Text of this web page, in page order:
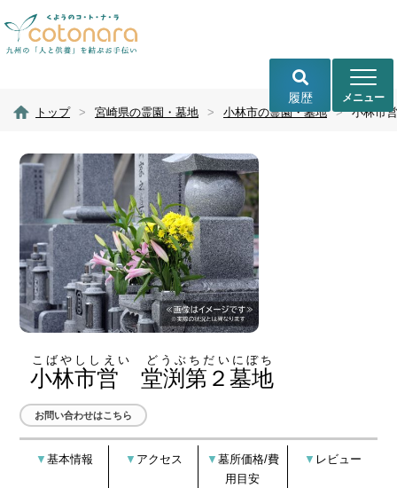
トップ > 宮崎県の霊園・墓地 > 小林市の霊園・墓地 > 小林市
小林市営 堂渕第２墓地
こばやししえい どうぶちだいにぼち
お問い合わせはこちら
基本情報 アクセス
墓所価格/費
用目安
レビュー
履歴